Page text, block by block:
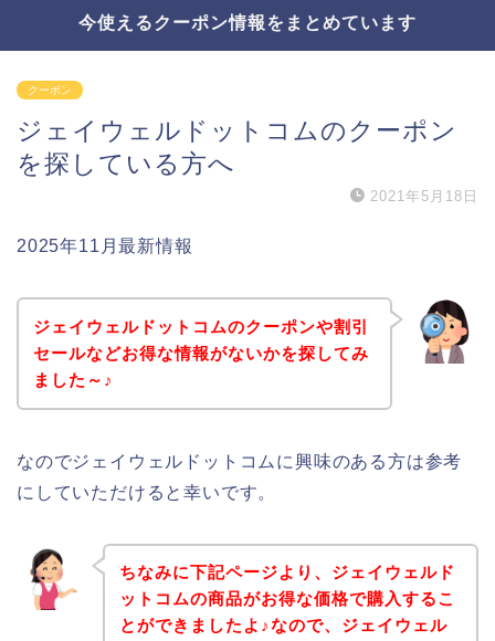
今使えるクーポン情報をまとめています
クーポン
ジェイウェルドットコムのクーポン
を探している方へ
2021年5月18日
2025年11月最新情報
ジェイウェルドットコムのクーポンや割引
セールなどお得な情報がないかを探してみ
ました～♪
なのでジェイウェルドットコムに興味のある方は参考
にしていただけると幸いです。
ちなみに下記ページより、ジェイウェルド
ットコムの商品がお得な価格で購入するこ
とができましたよ♪なので、ジェイウェル